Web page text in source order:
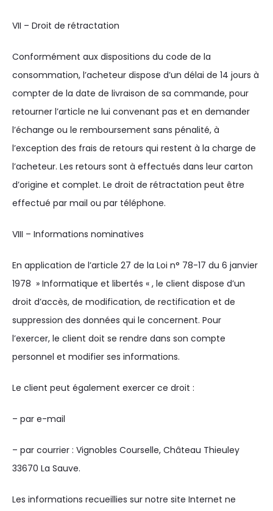
VII – Droit de rétractation
Conformément aux dispositions du code de la
consommation, l’acheteur dispose d’un délai de 14 jours à
compter de la date de livraison de sa commande, pour
retourner l’article ne lui convenant pas et en demander
l’échange ou le remboursement sans pénalité, à
l’exception des frais de retours qui restent à la charge de
l’acheteur. Les retours sont à effectués dans leur carton
d’origine et complet. Le droit de rétractation peut être
effectué par mail ou par téléphone.
VIII – Informations nominatives
En application de l’article 27 de la Loi n° 78-17 du 6 janvier
1978 » Informatique et libertés « , le client dispose d’un
droit d’accès, de modification, de rectification et de
suppression des données qui le concernent. Pour
l’exercer, le client doit se rendre dans son compte
personnel et modifier ses informations.
Le client peut également exercer ce droit :
– par e-mail
– par courrier : Vignobles Courselle, Château Thieuley
33670 La Sauve.
Les informations recueillies sur notre site Internet ne